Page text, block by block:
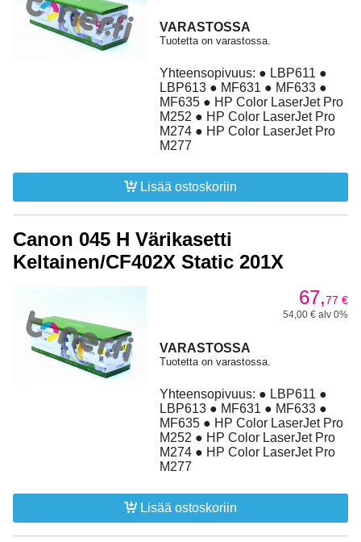
VARASTOSSA
Tuotetta on varastossa.
Yhteensopivuus: ● LBP611 ●
LBP613 ● MF631 ● MF633 ●
MF635 ● HP Color LaserJet Pro
M252 ● HP Color LaserJet Pro
M274 ● HP Color LaserJet Pro
M277
Lisää ostoskoriin
Canon 045 H Värikasetti
Keltainen/CF402X Static 201X
67,77 €
54,00 € alv 0%
VARASTOSSA
Tuotetta on varastossa.
Yhteensopivuus: ● LBP611 ●
LBP613 ● MF631 ● MF633 ●
MF635 ● HP Color LaserJet Pro
M252 ● HP Color LaserJet Pro
M274 ● HP Color LaserJet Pro
M277
Lisää ostoskoriin